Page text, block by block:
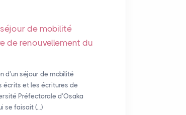
de mobilité
de renouvellement du
d’un séjour de mobilité
écrits et les écritures de
Préfectorale d’Osaka
se faisait (…)